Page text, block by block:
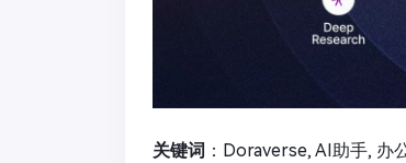
关键词 ：Doraverse, AI助手, 办